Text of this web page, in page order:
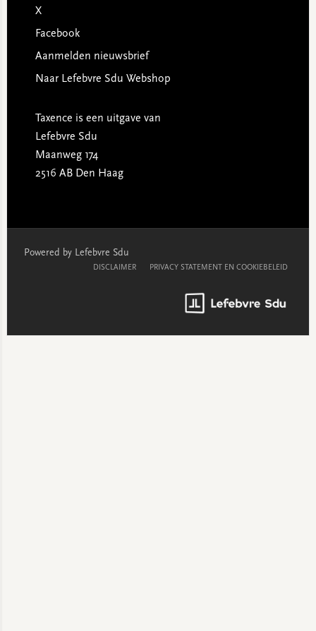
X
Facebook
Aanmelden nieuwsbrief
Naar Lefebvre Sdu Webshop
Taxence is een uitgave van
Lefebvre Sdu
Maanweg 174
2516 AB Den Haag
Powered by Lefebvre Sdu
DISCLAIMER PRIVACY STATEMENT EN COOKIEBELEID